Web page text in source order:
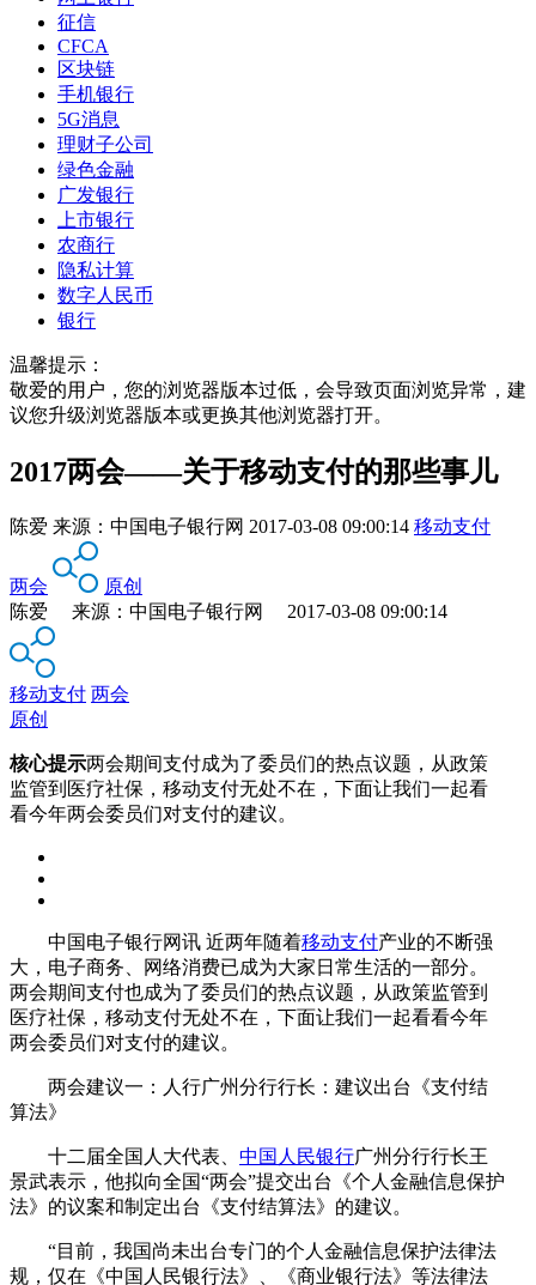
征信
CFCA
区块链
手机银行
5G消息
理财子公司
绿色金融
广发银行
上市银行
农商行
隐私计算
数字人民币
银行
温馨提示：
敬爱的用户，您的浏览器版本过低，会导致页面浏览异常，建
议您升级浏览器版本或更换其他浏览器打开。
2017两会——关于移动支付的那些事儿
陈爱 来源： 中国电子银行网 2017-03-08 09:00:14 移动支付
两会
原创
陈爱 来源：中国电子银行网 2017-03-08 09:00:14
移动支付 两会
原创
核心提示两会期间支付成为了委员们的热点议题，从政策
监管到医疗社保，移动支付无处不在，下面让我们一起看
看今年两会委员们对支付的建议。
中国电子银行网讯 近两年随着移动支付产业的不断强
大，电子商务、网络消费已成为大家日常生活的一部分。
两会期间支付也成为了委员们的热点议题，从政策监管到
医疗社保，移动支付无处不在，下面让我们一起看看今年
两会委员们对支付的建议。
两会建议一：人行广州分行行长：建议出台《支付结
算法》
十二届全国人大代表、 中国人民银行广州分行行长王
景武表示，他拟向全国“两会”提交出台《个人金融信息保护
法》的议案和制定出台《支付结算法》的建议。
“目前，我国尚未出台专门的个人金融信息保护法律法
规，仅在《中国人民银行法》、《商业银行法》等法律法